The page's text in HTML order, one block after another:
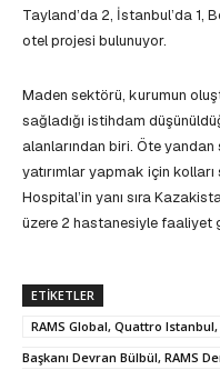
Tayland’da 2, İstanbul’da 1,
otel projesi bulunuyor.
Maden sektörü, kurumun
sağladığı istihdam
alanlarından biri. Öte
yatırımlar yapmak için
Hospital’in yanı sıra
üzere 2 hastanesiyle faaliyet
ETIKETLER
RAMS Global, Quattro
Başkanı Devran Bülbül, RAMS